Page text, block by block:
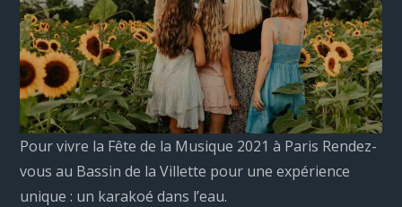
Pour vivre la Fête de la Musique 2021 à Paris Rendez-
vous au Bassin de la Villette pour une expérience
unique : un karakoé dans l’eau.